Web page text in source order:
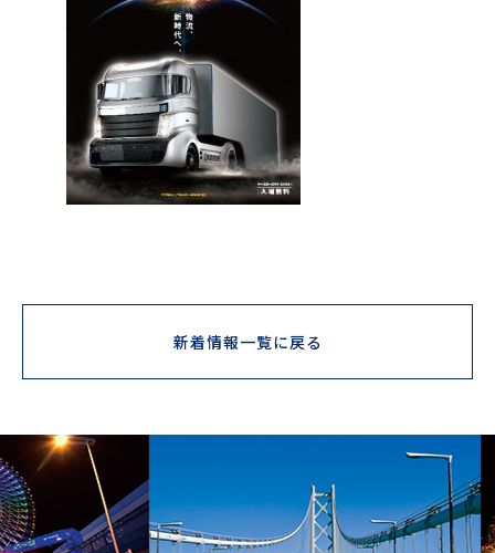
新着情報一覧に戻る